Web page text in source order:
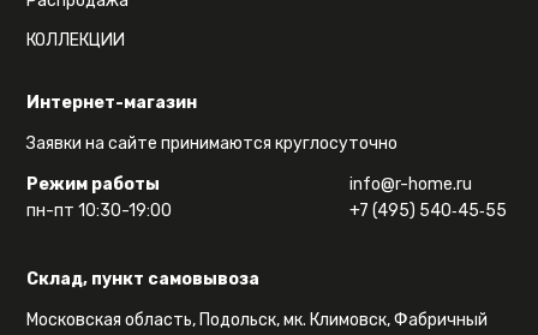
Интернет-магазин
Заявки на сайте принимаются круглосуточно
Режим работы
пн-пт 10:30-19:00
info@r-home.ru
+7 (495) 540‑45‑55
Склад, пункт самовывоза
Московская область, Подольск, мк. Климовск, Фабричный
КОЛЛЕКЦИИ